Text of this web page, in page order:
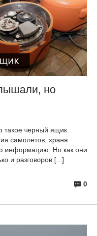
но
такое черный ящик.
самолетов, храня
информацию. Но как они
и разговоров [...]
0